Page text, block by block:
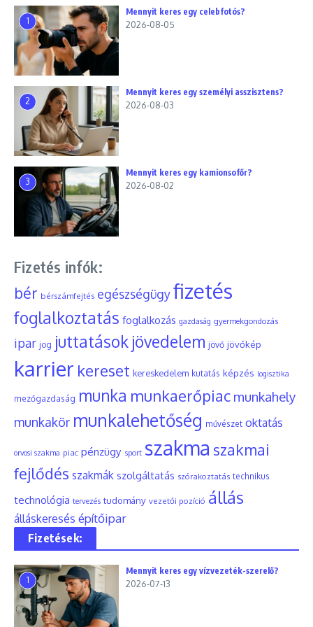
1
Mennyit keres egy celebfotós?
2026-08-05
2
Mennyit keres egy személyi asszisztens?
2026-08-03
3
Mennyit keres egy kamionsofőr?
2026-08-02
Fizetés infók:
bér bérszámfejtés egészségügyfizetés
foglalkoztatás foglalkozás gazdaság gyermekgondozás
ipar jog juttatások jövedelem jövő jövőkép
karrier kereset kereskedelem kutatás képzés logisztika
mezőgazdaság munka munkaerőpiac munkahely
munkakör munkalehetőség művészet oktatás
orvosi szakma piac pénzügy sport szakma szakmai
fejlődés szakmák szolgáltatás szórakoztatás technikus
technológia tervezés tudomány vezetői pozíció állás
álláskeresés építőipar
Fizetések:
1
Mennyit keres egy vízvezeték-szerelő?
2026-07-13